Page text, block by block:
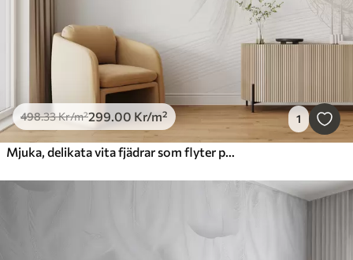
498.33Kr/m²299.00 Kr/m² 1
Mjuka, delikata vita fjädrar som flyter på en ljus bakgrund